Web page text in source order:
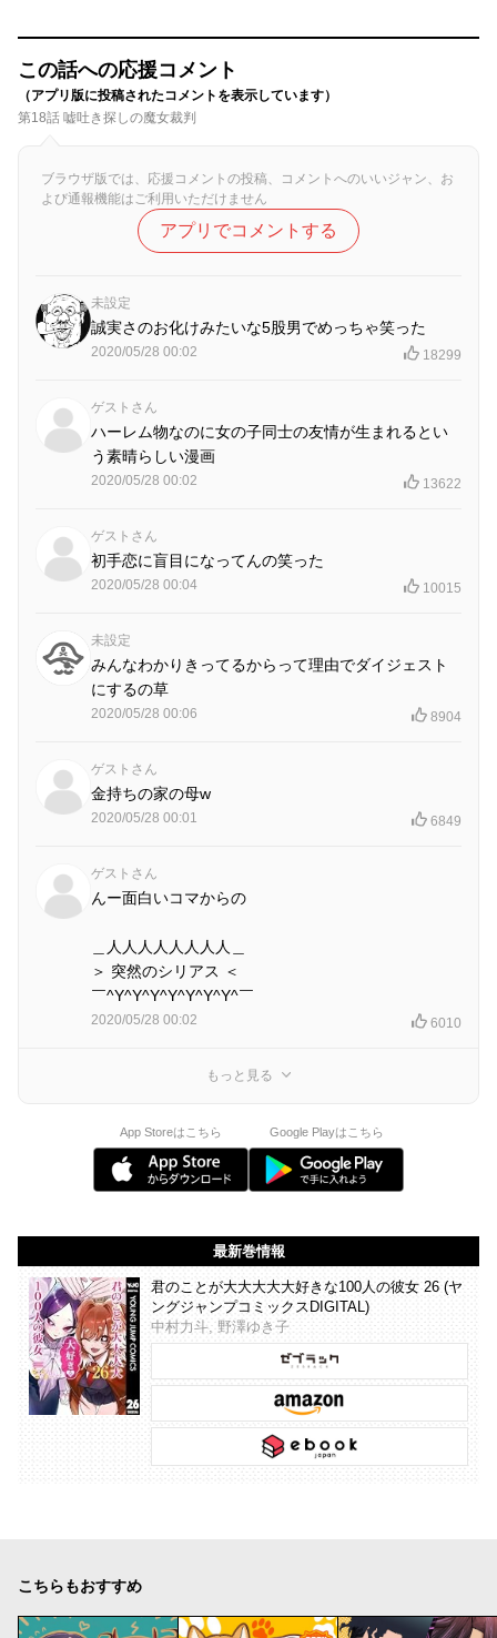
この話への応援コメント
（アプリ版に投稿されたコメントを表示しています）
第18話 嘘吐き探しの魔女裁判
ブラウザ版では、応援コメントの投稿、コメントへのいいジャン、お
よび通報機能はご利用いただけません
アプリでコメントする
未設定
誠実さのお化けみたいな5股男でめっちゃ笑った
2020/05/28 00:02 18299
ゲストさん
ハーレム物なのに女の子同士の友情が生まれるとい
う素晴らしい漫画
2020/05/28 00:02 13622
ゲストさん
初手恋に盲目になってんの笑った
2020/05/28 00:04 10015
未設定
みんなわかりきってるからって理由でダイジェスト
にするの草
2020/05/28 00:06 8904
ゲストさん
金持ちの家の母w
2020/05/28 00:01 6849
ゲストさん
んー面白いコマからの
＿人人人人人人人人＿
＞ 突然のシリアス ＜
￣^Y^Y^Y^Y^Y^Y^Y^￣
2020/05/28 00:02 6010
もっと見る
App Storeはこちら Google Playはこちら
最新巻情報
君のことが大大大大大好きな100人の彼女 26 (ヤ
ングジャンプコミックスDIGITAL)
中村力斗, 野澤ゆき子
こちらもおすすめ